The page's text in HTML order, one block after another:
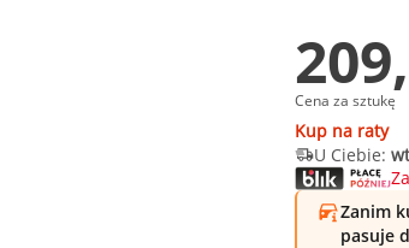
Cena za sztukę
Kup na raty
U Ciebie:
Zanim
pasuje